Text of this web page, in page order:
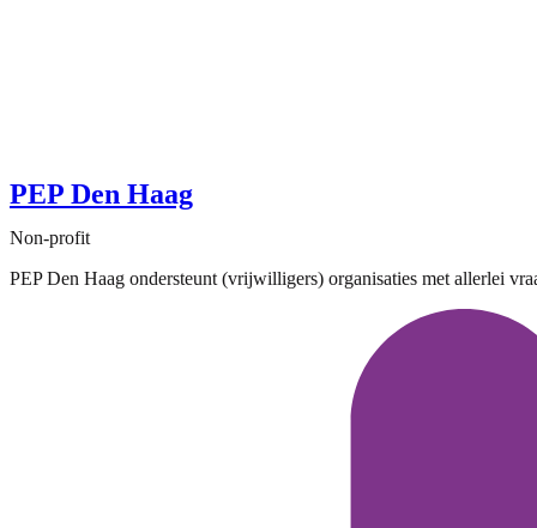
PEP Den Haag
Non-profit
PEP Den Haag ondersteunt (vrijwilligers) organisaties met allerlei